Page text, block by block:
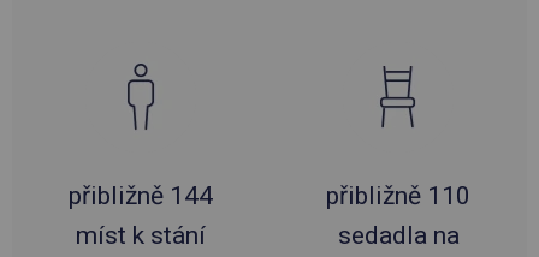
přibližně 144
míst k stání
přibližně 110
sedadla na